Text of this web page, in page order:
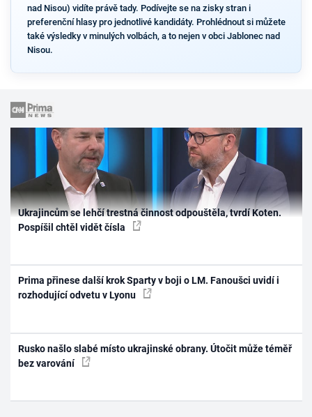
nad Nisou) vidíte právě tady. Podívejte se na zisky stran i
preferenční hlasy pro jednotlivé kandidáty. Prohlédnout si můžete
také výsledky v minulých volbách, a to nejen v obci Jablonec nad
Nisou.
Ukrajincům se lehčí trestná činnost odpouštěla, tvrdí Koten.
Pospíšil chtěl vidět čísla
Prima přinese další krok Sparty v boji o LM. Fanoušci uvidí i
rozhodující odvetu v Lyonu
Rusko našlo slabé místo ukrajinské obrany. Útočit může téměř
bez varování